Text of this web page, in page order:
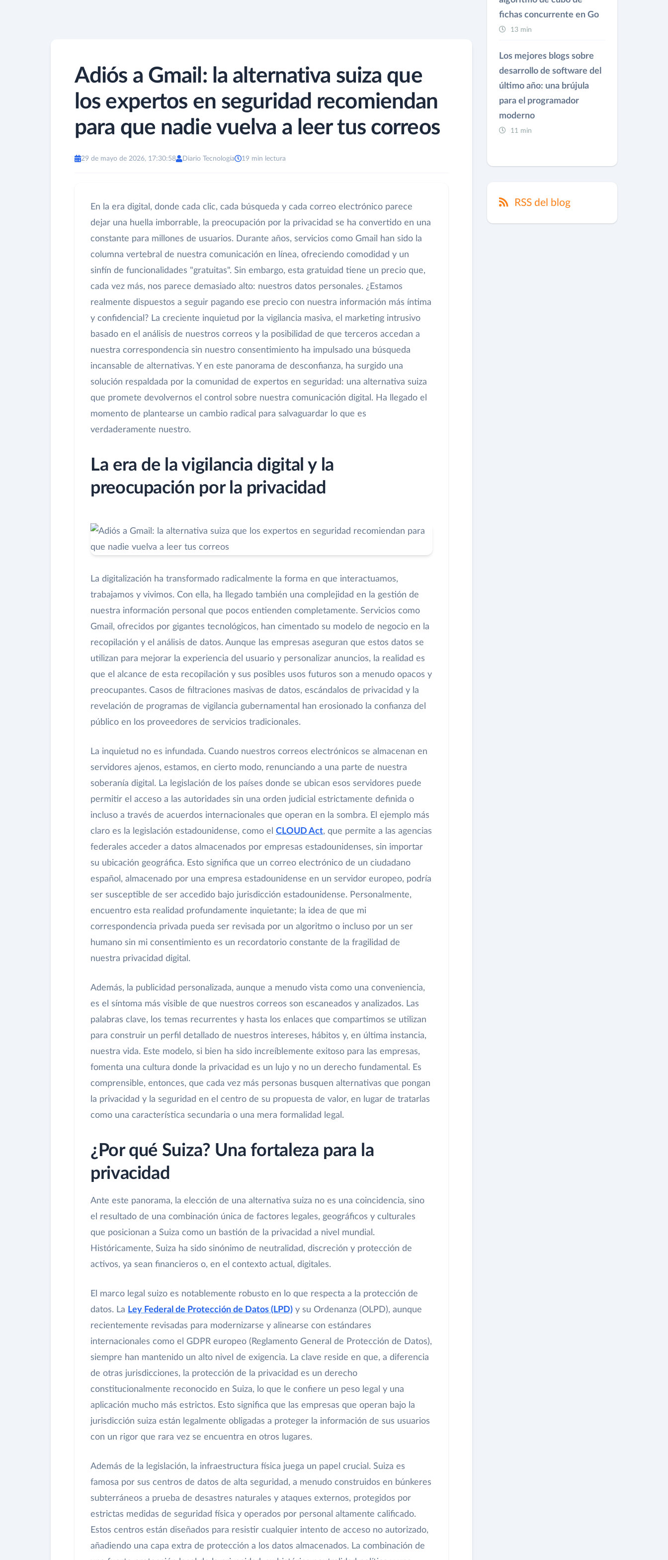
Adiós a Gmail: la alternativa suiza que
los expertos en seguridad recomiendan
para que nadie vuelva a leer tus correos
29 de mayo de 2026, 17:30:58 Diario Tecnología 19 min lectura
En la era digital, donde cada clic, cada búsqueda y cada correo electrónico parece
dejar una huella imborrable, la preocupación por la privacidad se ha convertido en una
constante para millones de usuarios. Durante años, servicios como Gmail han sido la
columna vertebral de nuestra comunicación en línea, ofreciendo comodidad y un
sinfín de funcionalidades "gratuitas". Sin embargo, esta gratuidad tiene un precio que,
cada vez más, nos parece demasiado alto: nuestros datos personales. ¿Estamos
realmente dispuestos a seguir pagando ese precio con nuestra información más íntima
y confidencial? La creciente inquietud por la vigilancia masiva, el marketing intrusivo
basado en el análisis de nuestros correos y la posibilidad de que terceros accedan a
nuestra correspondencia sin nuestro consentimiento ha impulsado una búsqueda
incansable de alternativas. Y en este panorama de desconfianza, ha surgido una
solución respaldada por la comunidad de expertos en seguridad: una alternativa suiza
que promete devolvernos el control sobre nuestra comunicación digital. Ha llegado el
momento de plantearse un cambio radical para salvaguardar lo que es
verdaderamente nuestro.
La era de la vigilancia digital y la
preocupación por la privacidad
La digitalización ha transformado radicalmente la forma en que interactuamos,
trabajamos y vivimos. Con ella, ha llegado también una complejidad en la gestión de
nuestra información personal que pocos entienden completamente. Servicios como
Gmail, ofrecidos por gigantes tecnológicos, han cimentado su modelo de negocio en la
recopilación y el análisis de datos. Aunque las empresas aseguran que estos datos se
utilizan para mejorar la experiencia del usuario y personalizar anuncios, la realidad es
que el alcance de esta recopilación y sus posibles usos futuros son a menudo opacos y
preocupantes. Casos de filtraciones masivas de datos, escándalos de privacidad y la
revelación de programas de vigilancia gubernamental han erosionado la confianza del
público en los proveedores de servicios tradicionales.
La inquietud no es infundada. Cuando nuestros correos electrónicos se almacenan en
servidores ajenos, estamos, en cierto modo, renunciando a una parte de nuestra
soberanía digital. La legislación de los países donde se ubican esos servidores puede
permitir el acceso a las autoridades sin una orden judicial estrictamente definida o
incluso a través de acuerdos internacionales que operan en la sombra. El ejemplo más
claro es la legislación estadounidense, como el CLOUD Act, que permite a las agencias
federales acceder a datos almacenados por empresas estadounidenses, sin importar
su ubicación geográfica. Esto significa que un correo electrónico de un ciudadano
español, almacenado por una empresa estadounidense en un servidor europeo, podría
ser susceptible de ser accedido bajo jurisdicción estadounidense. Personalmente,
encuentro esta realidad profundamente inquietante; la idea de que mi
correspondencia privada pueda ser revisada por un algoritmo o incluso por un ser
humano sin mi consentimiento es un recordatorio constante de la fragilidad de
nuestra privacidad digital.
Además, la publicidad personalizada, aunque a menudo vista como una conveniencia,
es el síntoma más visible de que nuestros correos son escaneados y analizados. Las
palabras clave, los temas recurrentes y hasta los enlaces que compartimos se utilizan
para construir un perfil detallado de nuestros intereses, hábitos y, en última instancia,
nuestra vida. Este modelo, si bien ha sido increíblemente exitoso para las empresas,
fomenta una cultura donde la privacidad es un lujo y no un derecho fundamental. Es
comprensible, entonces, que cada vez más personas busquen alternativas que pongan
la privacidad y la seguridad en el centro de su propuesta de valor, en lugar de tratarlas
como una característica secundaria o una mera formalidad legal.
¿Por qué Suiza? Una fortaleza para la
privacidad
Ante este panorama, la elección de una alternativa suiza no es una coincidencia, sino
el resultado de una combinación única de factores legales, geográficos y culturales
que posicionan a Suiza como un bastión de la privacidad a nivel mundial.
Históricamente, Suiza ha sido sinónimo de neutralidad, discreción y protección de
activos, ya sean financieros o, en el contexto actual, digitales.
El marco legal suizo es notablemente robusto en lo que respecta a la protección de
datos. La Ley Federal de Protección de Datos (LPD) y su Ordenanza (OLPD), aunque
recientemente revisadas para modernizarse y alinearse con estándares
internacionales como el GDPR europeo (Reglamento General de Protección de Datos),
siempre han mantenido un alto nivel de exigencia. La clave reside en que, a diferencia
de otras jurisdicciones, la protección de la privacidad es un derecho
constitucionalmente reconocido en Suiza, lo que le confiere un peso legal y una
aplicación mucho más estrictos. Esto significa que las empresas que operan bajo la
jurisdicción suiza están legalmente obligadas a proteger la información de sus usuarios
con un rigor que rara vez se encuentra en otros lugares.
Además de la legislación, la infraestructura física juega un papel crucial. Suiza es
famosa por sus centros de datos de alta seguridad, a menudo construidos en búnkeres
subterráneos a prueba de desastres naturales y ataques externos, protegidos por
estrictas medidas de seguridad física y operados por personal altamente calificado.
Estos centros están diseñados para resistir cualquier intento de acceso no autorizado,
añadiendo una capa extra de protección a los datos almacenados. La combinación de
fichas concurrente en Go
13 min
Los mejores blogs sobre
desarrollo de software del
último año: una brújula
para el programador
moderno
11 min
RSS del blog